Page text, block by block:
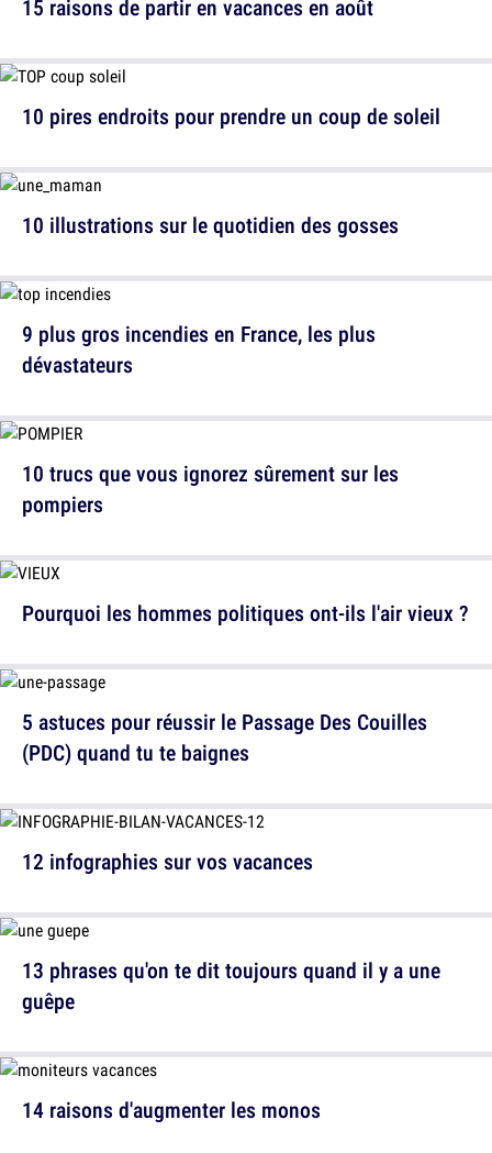
15 raisons de partir en vacances en août
10 illustrations sur le quotidien des gosses
10 trucs que vous ignorez sûrement sur les
pompiers
5 astuces pour réussir le Passage Des Couilles
(PDC) quand tu te baignes
13 phrases qu'on te dit toujours quand il y a une
guêpe
10 pires endroits pour prendre un coup de soleil
9 plus gros incendies en France, les plus
dévastateurs
Pourquoi les hommes politiques ont-ils l'air vieux ?
12 infographies sur vos vacances
14 raisons d'augmenter les monos